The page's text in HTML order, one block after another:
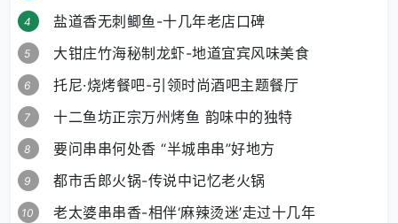
盐道香无刺鲫鱼-十几年老店口碑
大钳庄竹海秘制龙虾-地道宜宾风味美食
托尼·烧烤餐吧-引领时尚酒吧主题餐厅
十二鱼坊正宗万州烤鱼 韵味中的独特
要问串串何处香 “半城串串”好地方
都市舌郎火锅-传说中记忆老火锅
老太婆串串香-相伴‘麻辣烫迷’走过十几年